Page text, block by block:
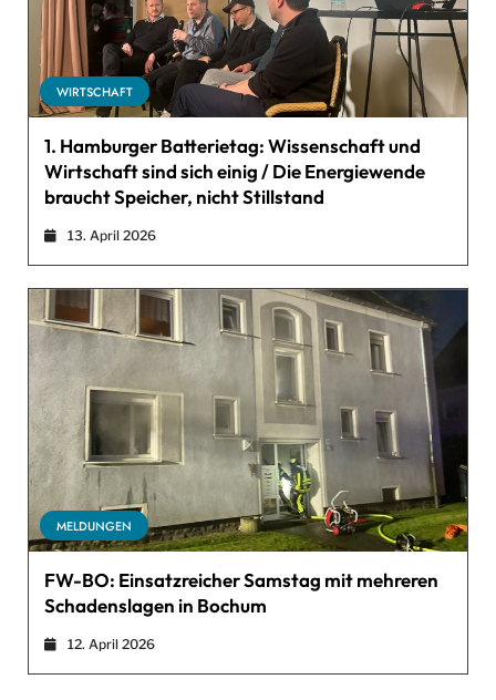
WIRTSCHAFT
1. Hamburger Batterietag: Wissenschaft und
Wirtschaft sind sich einig / Die Energiewende
braucht Speicher, nicht Stillstand
13. April 2026
MELDUNGEN
FW-BO: Einsatzreicher Samstag mit mehreren
Schadenslagen in Bochum
12. April 2026